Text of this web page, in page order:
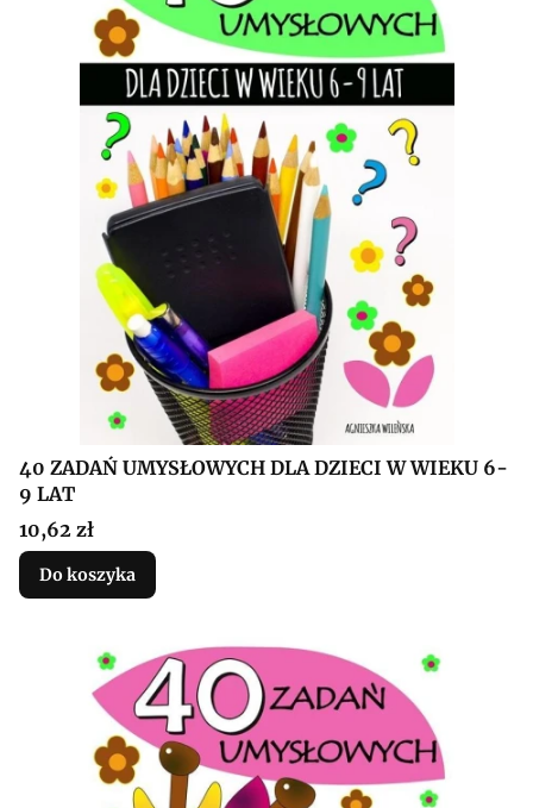
40 ZADAŃ UMYSŁOWYCH DLA DZIECI W WIEKU 6-
9 LAT
Cena
10,62 zł
Do koszyka